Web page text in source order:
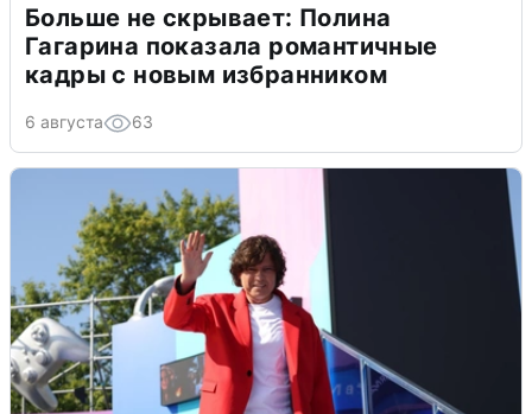
Больше не скрывает: Полина
Гагарина показала романтичные
кадры с новым избранником
6 августа 63